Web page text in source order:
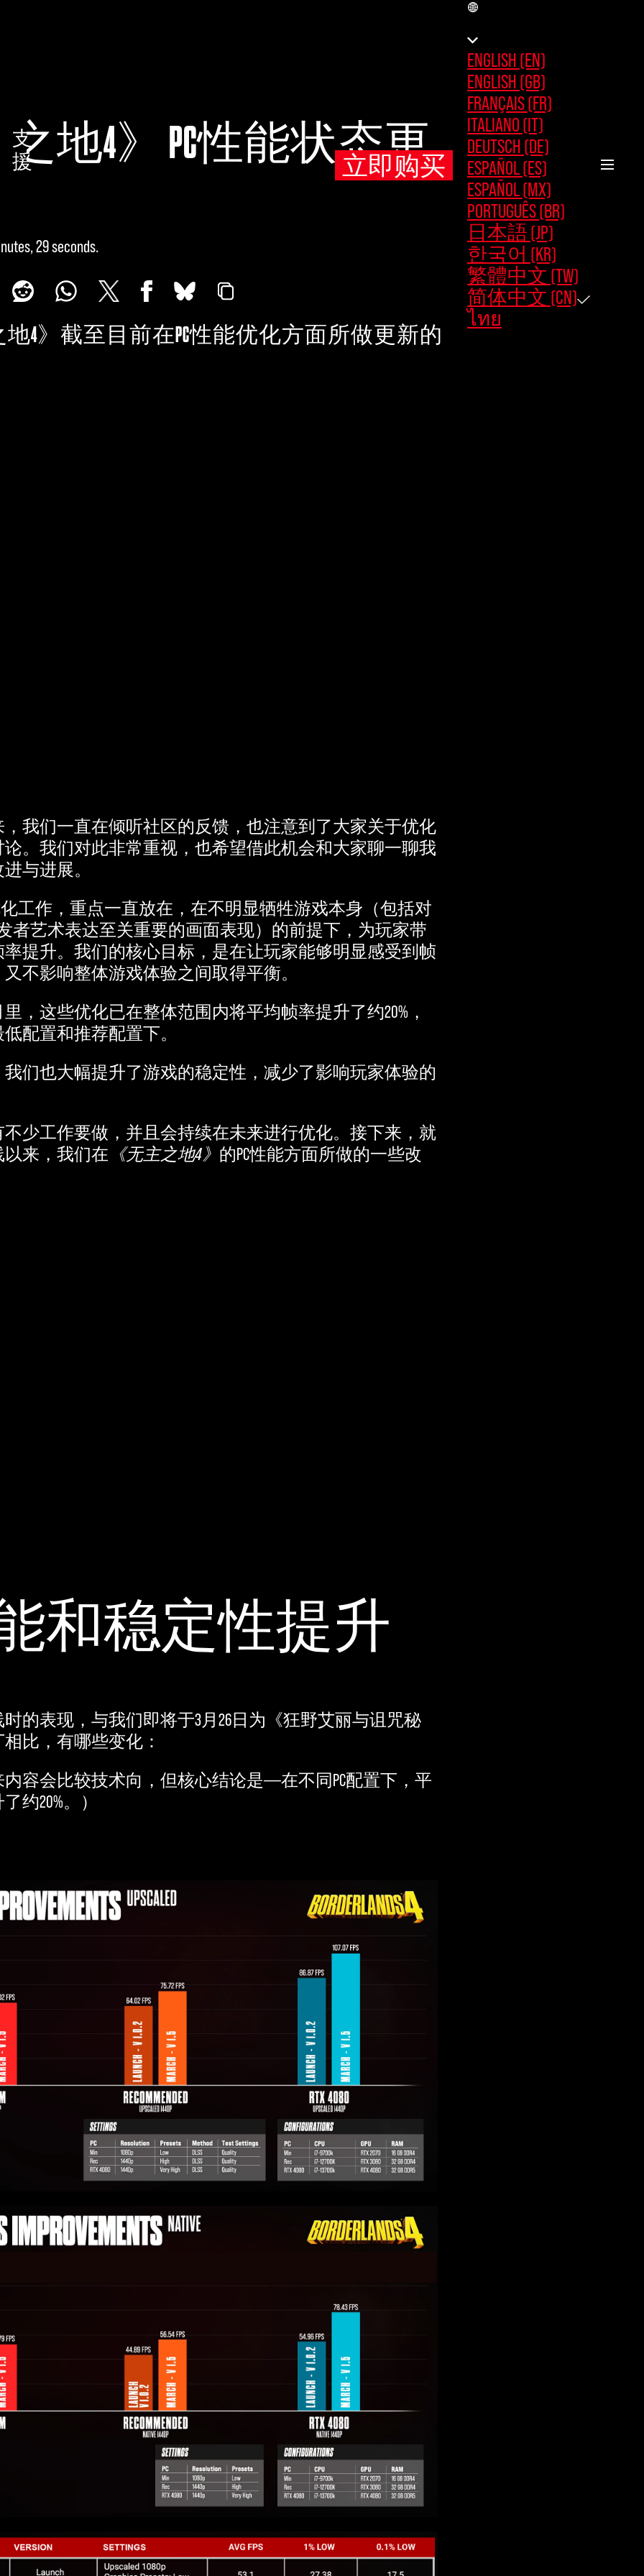
支
援
立即购买
ENGLISH (EN)
ENGLISH (GB)
FRANÇAIS (FR)
ITALIANO (IT)
DEUTSCH (DE)
ESPAÑOL (ES)
ESPAÑOL (MX)
PORTUGUÊS (BR)
日本語 (JP)
한국어 (KR)
繁體中文 (TW)
简体中文 (CN)
ไทย
地4》 PC性能状态更
29 seconds
4》截至目前在PC性能优化方面所做更新的
，我们一直在倾听社区的反馈，也注意到了大家关于优化
。我们对此非常重视，也希望借此机会和大家聊一聊我
与进展。
化工作，重点一直放在，在不明显牺牲游戏本身（包括对
开发者艺术表达至关重要的画面表现）的前提下，为玩家带
提升。我们的核心目标，是在让玩家能够明显感受到帧
不影响整体游戏体验之间取得平衡。
，这些优化已在整体范围内将平均帧率提升了约20%，
配置和推荐配置下。
们也大幅提升了游戏的稳定性，减少了影响玩家体验的
少工作要做，并且会持续在未来进行优化。接下来，就
来，我们在 《无主之地4》 的PC性能方面所做的一些改
和稳定性提升
的表现，与我们即将于3月26日为《狂野艾丽与诅咒秘
比，有哪些变化：
内容会比较技术向，但核心结论是——在不同PC配置下，平
约20%。）